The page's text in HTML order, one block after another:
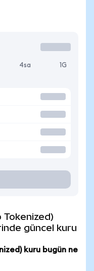
4sa 1G
Tokenized)
güncel kuru
kuru bugün ne